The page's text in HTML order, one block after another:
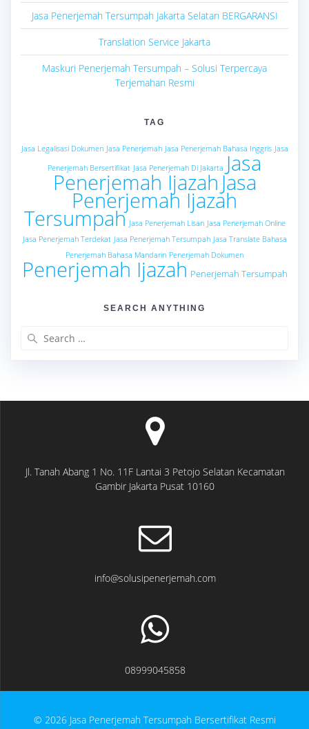
Jasa Penerjemah Tersumpah Jakarta Selatan BERGARANSI
Translation Service Jakarta
Maskuri Penerjemah Tersumpah – Solusi Terpercaya
Terjemahan Resmi
TAG
Jasa Legalisasi Dokumen Jasa Penerjemah Jasa Penerjemah Bahasa Inggris Jasa
Penerjemah Bersertifikat Jasa Penerjemah Di Jakarta Jasa
Penerjemah Ijazah Jasa
Penerjemah Ijazah
Tersumpah Jasa Penerjemah Lisan Jasa Penerjemah Online
Jasa Penerjemah Terdekat Jasa Penerjemah Tersumpah Jasa Translate Bahasa
Penerjemah Bahasa Mandarin Penerjemah Dokumen
Penerjemah Ijazah Penerjemah Tersumpah
SEARCH ANYTHING
Jl. Tanah Abang 1 No. 11F Lantai 3 Petojo Selatan Kecamatan
Gambir Jakarta Pusat 10160
info@solusipenerjemah.com
08999045858
© 2026 Jasa Penerjemah Tersumpah Bersertifikat Resmi